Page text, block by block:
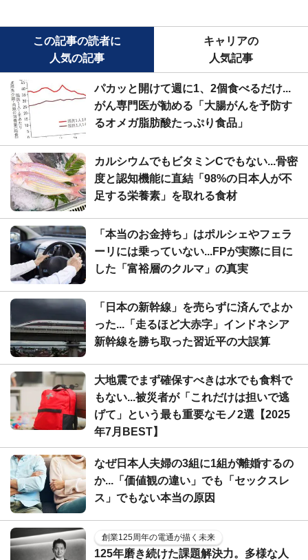
この記事の読者に
人気の記事
キャリアの
人気記事
パカッと開けて週に1、2個食べるだけ...
がん専門医が勧める「大腸がんを予防す
るオメガ脂肪酸たっぷり食品」
カルシウムでもビタミンCでもない...骨密
度と認知機能に直結「98%の日本人が不
足する栄養素」を取れる食材
「本当のお金持ち」はポルシェやフェラ
ーリには乗っていない...FPが実際に目に
した「富裕層のクルマ」の真実
「日本の新幹線」を売らずに済んでよか
った...「走るほど大赤字」インドネシア
新幹線を勝ち取った習近平の大誤算
大地震でまず確保すべきは水でも食料で
もない...被災者が「これだけは担いで逃
げて」という最も重要なモノ2選【2025
年7月BEST】
なぜ日本人夫婦の3組に1組が離婚するの
か...「価値観の違い」でも「セックスレ
ス」でもない本当の原因
創業125周年の電通が描く未来
125年磨き続けた課題解決力。多様な人